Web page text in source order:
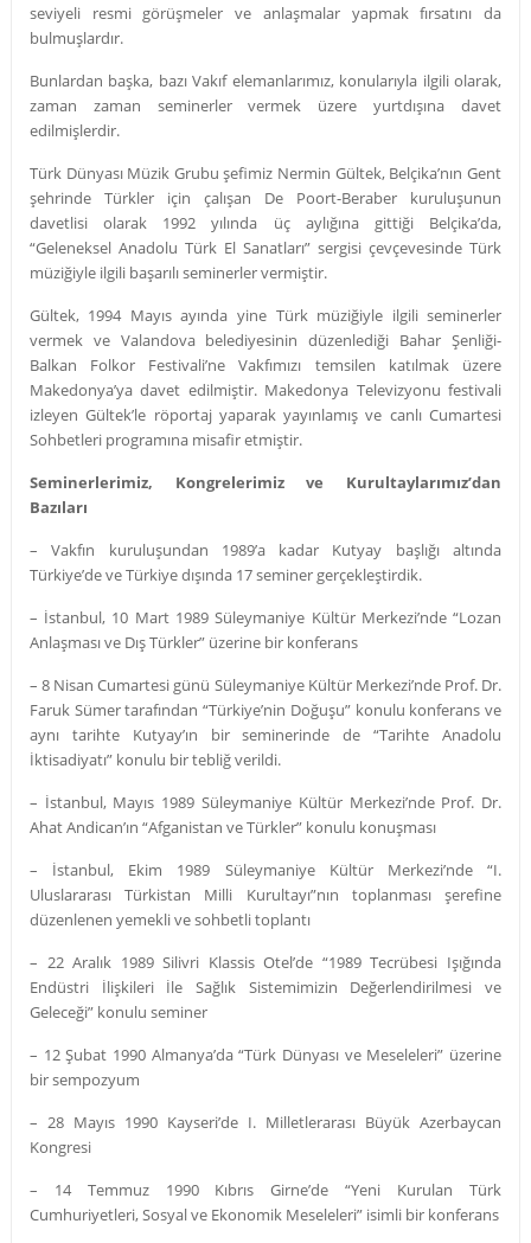
seviyeli resmi görüşmeler ve anlaşmalar yapmak fırsatını da
bulmuşlardır.
Bunlardan başka, bazı Vakıf elemanlarımız, konularıyla ilgili olarak,
zaman zaman seminerler vermek üzere yurtdışına davet
edilmişlerdir.
Türk Dünyası Müzik Grubu şefimiz Nermin Gültek, Belçika’nın Gent
şehrinde Türkler için çalışan De Poort-Beraber kuruluşunun
davetlisi olarak 1992 yılında üç aylığına gittiği Belçika’da,
“Geleneksel Anadolu Türk El Sanatları” sergisi çevçevesinde Türk
müziğiyle ilgili başarılı seminerler vermiştir.
Gültek, 1994 Mayıs ayında yine Türk müziğiyle ilgili seminerler
vermek ve Valandova belediyesinin düzenlediği Bahar Şenliği-
Balkan Folkor Festivali’ne Vakfımızı temsilen katılmak üzere
Makedonya’ya davet edilmiştir. Makedonya Televizyonu festivali
izleyen Gültek’le röportaj yaparak yayınlamış ve canlı Cumartesi
Sohbetleri programına misafir etmiştir.
Seminerlerimiz, Kongrelerimiz ve Kurultaylarımız’dan
Bazıları
– Vakfın kuruluşundan 1989’a kadar Kutyay başlığı altında
Türkiye’de ve Türkiye dışında 17 seminer gerçekleştirdik.
– İstanbul, 10 Mart 1989 Süleymaniye Kültür Merkezi’nde “Lozan
Anlaşması ve Dış Türkler” üzerine bir konferans
– 8 Nisan Cumartesi günü Süleymaniye Kültür Merkezi’nde Prof. Dr.
Faruk Sümer tarafından “Türkiye’nin Doğuşu” konulu konferans ve
aynı tarihte Kutyay’ın bir seminerinde de “Tarihte Anadolu
İktisadiyatı” konulu bir tebliğ verildi.
– İstanbul, Mayıs 1989 Süleymaniye Kültür Merkezi’nde Prof. Dr.
Ahat Andican’ın “Afganistan ve Türkler” konulu konuşması
– İstanbul, Ekim 1989 Süleymaniye Kültür Merkezi’nde “I.
Uluslararası Türkistan Milli Kurultayı”nın toplanması şerefine
düzenlenen yemekli ve sohbetli toplantı
– 22 Aralık 1989 Silivri Klassis Otel’de “1989 Tecrübesi Işığında
Endüstri İlişkileri İle Sağlık Sistemimizin Değerlendirilmesi ve
Geleceği” konulu seminer
– 12 Şubat 1990 Almanya’da “Türk Dünyası ve Meseleleri” üzerine
bir sempozyum
– 28 Mayıs 1990 Kayseri’de I. Milletlerarası Büyük Azerbaycan
Kongresi
– 14 Temmuz 1990 Kıbrıs Girne’de “Yeni Kurulan Türk
Cumhuriyetleri, Sosyal ve Ekonomik Meseleleri” isimli bir konferans